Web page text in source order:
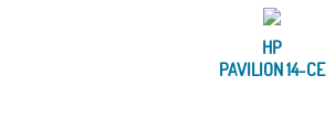
HP
PAVILION 14-CE